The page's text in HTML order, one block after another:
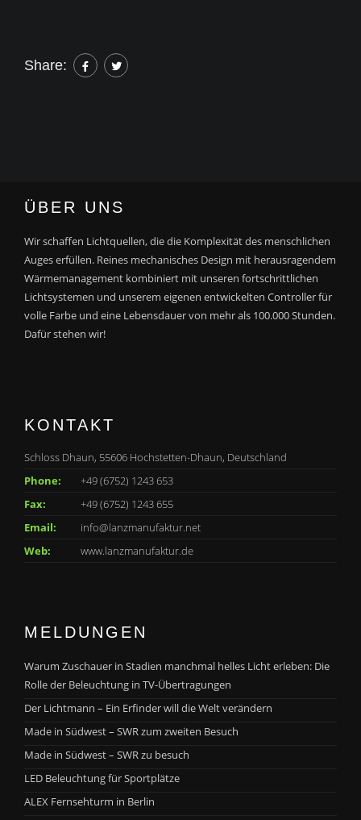
Share:
ÜBER UNS
Wir schaffen Lichtquellen, die die Komplexität des menschlichen
Auges erfüllen. Reines mechanisches Design mit herausragendem
Wärmemanagement kombiniert mit unseren fortschrittlichen
Lichtsystemen und unserem eigenen entwickelten Controller für
volle Farbe und eine Lebensdauer von mehr als 100.000 Stunden.
Dafür stehen wir!
KONTAKT
Schloss Dhaun, 55606 Hochstetten-Dhaun, Deutschland
Phone:
+49 (6752) 1243 653
Fax:
+49 (6752) 1243 655
Email:
info@lanzmanufaktur.net
Web:
www.lanzmanufaktur.de
MELDUNGEN
Warum Zuschauer in Stadien manchmal helles Licht erleben: Die
Rolle der Beleuchtung in TV-Übertragungen
Der Lichtmann – Ein Erfinder will die Welt verändern
Made in Südwest – SWR zum zweiten Besuch
Made in Südwest – SWR zu besuch
LED Beleuchtung für Sportplätze
ALEX Fernsehturm in Berlin